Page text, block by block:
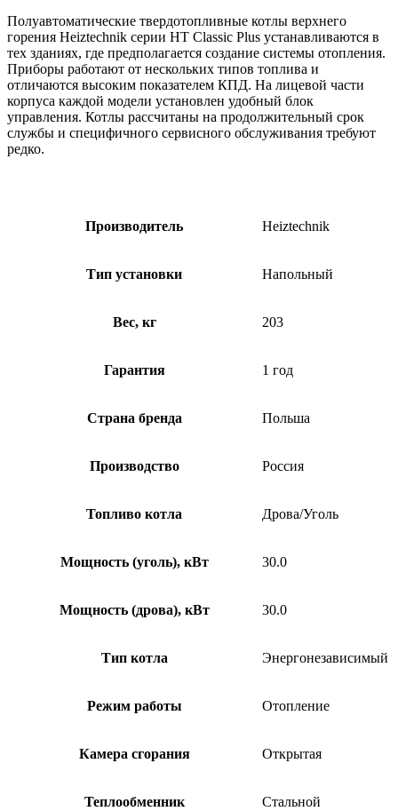
Полуавтоматические твердотопливные котлы верхнего
горения Heiztechnik серии HT Classic Plus устанавливаются в
тех зданиях, где предполагается создание системы отопления.
Приборы работают от нескольких типов топлива и
отличаются высоким показателем КПД. На лицевой части
корпуса каждой модели установлен удобный блок
управления. Котлы рассчитаны на продолжительный срок
службы и специфичного сервисного обслуживания требуют
редко.
Производитель Heiztechnik
Тип установки Напольный
Вес, кг 203
Гарантия 1 год
Страна бренда Польша
Производство Россия
Топливо котла Дрова/Уголь
Мощность (уголь), кВт 30.0
Мощность (дрова), кВт 30.0
Тип котла Энергонезависимый
Режим работы Отопление
Камера сгорания Открытая
Теплообменник Стальной